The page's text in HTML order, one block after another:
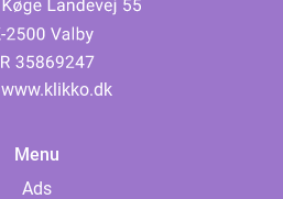
www.klikko.dk
Menu
Ads